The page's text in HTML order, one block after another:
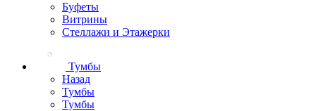
Буфеты
Витрины
Стеллажи и Этажерки
Тумбы
Назад
Тумбы
Тумбы